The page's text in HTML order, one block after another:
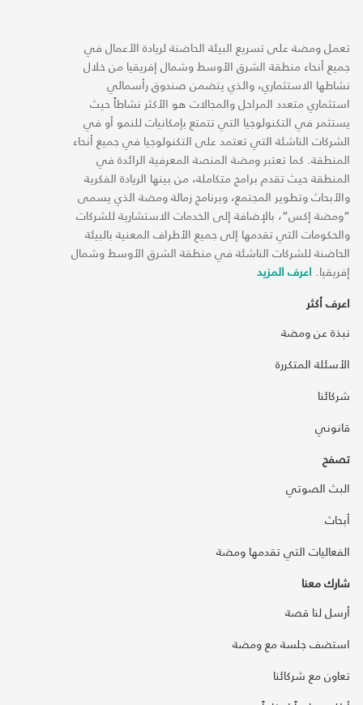
تعمل ومضة على تسريع البيئة الحاضنة لريادة الأعمال في
جميع أنحاء منطقة الشرق الأوسط وشمال إفريقيا من خلال
نشاطها الاستثماري، والذي يتضمن صندوق رأسمالي
استثماري متعدد المراحل والمجالات هو الأكثر نشاطاً حيث
يستثمر في التكنولوجيا التي تتمتع بإمكانيات للنمو أو في
الشركات الناشئة التي تعتمد على التكنولوجيا في جميع أنحاء
المنطقة. كما تعتبر ومضة المنصة المعرفية الرائدة في
المنطقة حيث تقدم برامج متكاملة، من بينها الريادة الفكرية
والأبحاث وتطوير المجتمع، وبرنامج زمالة ومضة الذي يسمى
“ومضة إكس“، بالإضافة إلى الخدمات الاستشارية للشركات
والحكومات التي تقدمها إلى جميع الأطراف المعنية بالبيئة
الحاضنة للشركات الناشئة في منطقة الشرق الأوسط وشمال
إفريقيا. اعرف المزيد
اعرف أكثر
نبذة عن ومضة
الأسئلة المتكررة
شركائنا
قانوني
تصفح
البث الصوتي
أبحاث
الفعاليات التي تقدمها ومضة
شارك معنا
أرسل لنا قصة
استضف جلسة مع ومضة
تعاون مع شركائنا